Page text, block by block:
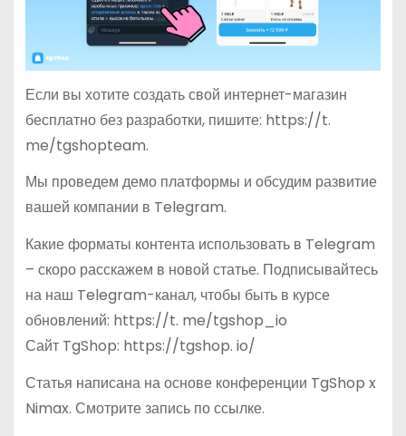
Если вы хотите создать свой интернет-магазин
бесплатно без разработки, пишите: https://t.
me/tgshopteam.
Мы проведем демо платформы и обсудим развитие
вашей компании в Telegram.
Какие форматы контента использовать в Telegram
– скоро расскажем в новой статье. Подписывайтесь
на наш Telegram-канал, чтобы быть в курсе
обновлений: https://t. me/tgshop_io
Сайт TgShop: https://tgshop. io/
Статья написана на основе конференции TgShop x
Nimax. Смотрите запись по ссылке.